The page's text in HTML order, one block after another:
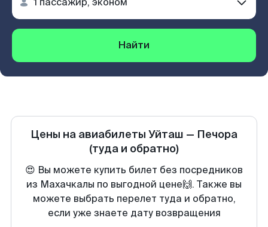
Найти
Цены на авиабилеты Уйташ — Печора
(туда и обратно)
😍 Вы можете купить билет без посредников
из Махачкалы по выгодной цене🙌. Также вы
можете выбрать перелет туда и обратно,
если уже знаете дату возвращения